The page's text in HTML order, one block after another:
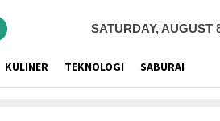
SATURDAY, AUGUST
KULINER TEKNOLOGI SABURAI